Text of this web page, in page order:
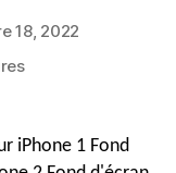
18, 2022
sur
des
fonds
iPhone 1 Fond